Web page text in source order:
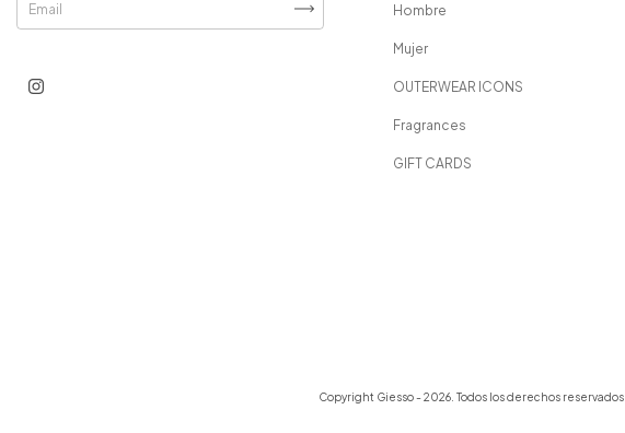
Hombre
Mujer
OUTERWEAR ICONS
Fragrances
GIFT CARDS
Copyright Giesso - 2026. Todos los derechos reservados.